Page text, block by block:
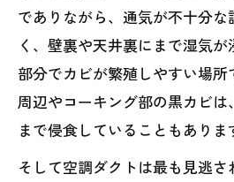
でありながら、通気が不十分
く、壁裏や天井裏にまで湿気
部分でカビが繁殖しやすい場
周辺やコーキング部の黒カビ
まで侵食していることもありま
そして空調ダクトは最も見逃